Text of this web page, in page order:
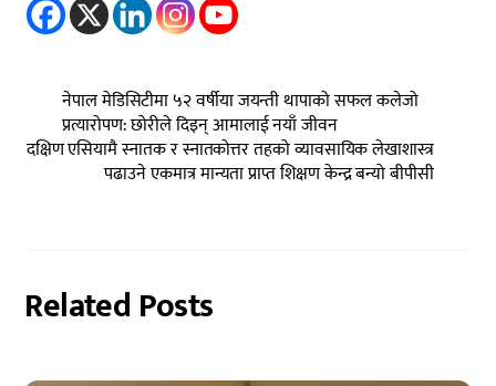
नेपाल मेडिसिटीमा ५२ वर्षीया जयन्ती थापाको सफल कलेजो
प्रत्यारोपण: छोरीले दिइन् आमालाई नयाँ जीवन
दक्षिण एसियामै स्नातक र स्नातकोत्तर तहको व्यावसायिक लेखाशास्त्र
पढाउने एकमात्र मान्यता प्राप्त शिक्षण केन्द्र बन्यो बीपीसी
Related Posts